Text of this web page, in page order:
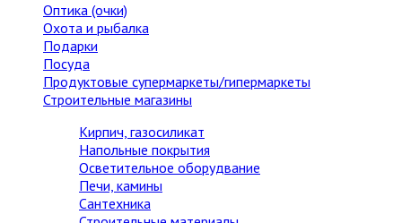
Оптика (очки)
Охота и рыбалка
Подарки
Посуда
Продуктовые супермаркеты/гипермаркеты
Строительные магазины
Кирпич, газосиликат
Напольные покрытия
Осветительное оборудвание
Печи, камины
Сантехника